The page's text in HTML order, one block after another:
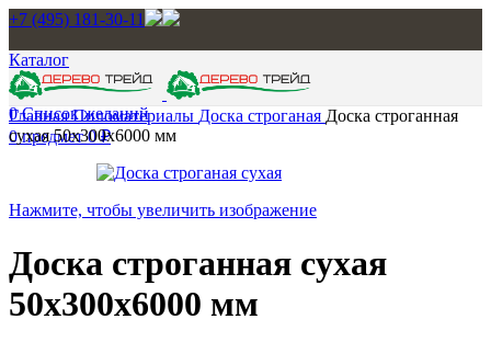
+7 (495) 181-30-11
Каталог
0Список желаний
0предмет 0₽
ГлавнаяПиломатериалы Доска строганая Доска строганная
сухая 50х300х6000 мм
Нажмите, чтобы увеличить изображение
Доска строганная сухая
50х300х6000 мм